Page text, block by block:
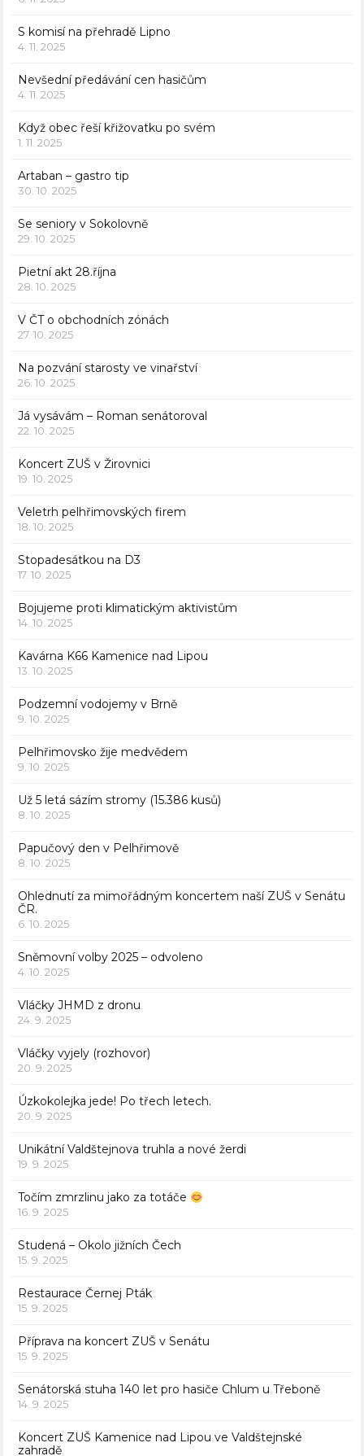
S komisí na přehradě Lipno
4. 11. 2025
Nevšední předávání cen hasičům
4. 11. 2025
Když obec řeší křižovatku po svém
1. 11. 2025
Artaban – gastro tip
30. 10. 2025
Se seniory v Sokolovně
29. 10. 2025
Pietní akt 28.října
28. 10. 2025
V ČT o obchodních zónách
27. 10. 2025
Na pozvání starosty ve vinařství
26. 10. 2025
Já vysávám – Roman senátoroval
22. 10. 2025
Koncert ZUŠ v Žirovnici
19. 10. 2025
Veletrh pelhřimovských firem
18. 10. 2025
Stopadesátkou na D3
17. 10. 2025
Bojujeme proti klimatickým aktivistům
14. 10. 2025
Kavárna K66 Kamenice nad Lipou
13. 10. 2025
Podzemní vodojemy v Brně
9. 10. 2025
Pelhřimovsko žije medvědem
9. 10. 2025
Už 5 letá sázím stromy (15.386 kusů)
8. 10. 2025
Papučový den v Pelhřimově
8. 10. 2025
Ohlednutí za mimořádným koncertem naší ZUŠ v Senátu
ČR.
6. 10. 2025
Sněmovní volby 2025 – odvoleno
4. 10. 2025
Vláčky JHMD z dronu
24. 9. 2025
Vláčky vyjely (rozhovor)
20. 9. 2025
Úzkokolejka jede! Po třech letech.
20. 9. 2025
Unikátní Valdštejnova truhla a nové žerdi
19. 9. 2025
Točím zmrzlinu jako za totáče
16. 9. 2025
Studená – Okolo jižních Čech
15. 9. 2025
Restaurace Černej Pták
15. 9. 2025
Příprava na koncert ZUŠ v Senátu
15. 9. 2025
Senátorská stuha 140 let pro hasiče Chlum u Třeboně
14. 9. 2025
Koncert ZUŠ Kamenice nad Lipou ve Valdštejnské
zahradě